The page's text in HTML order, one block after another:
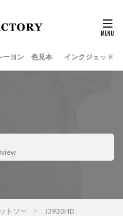
ーヨン 色見本 インクジェット
トソー J3930HD